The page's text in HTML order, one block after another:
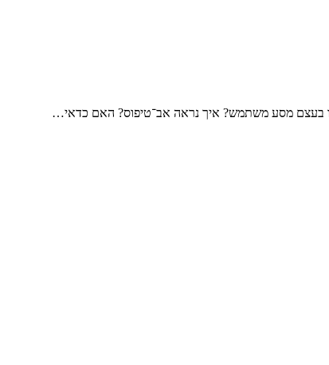
מהו בעצם מסע משתמש? איך נראה אב־טיפוס? האם כדאי…